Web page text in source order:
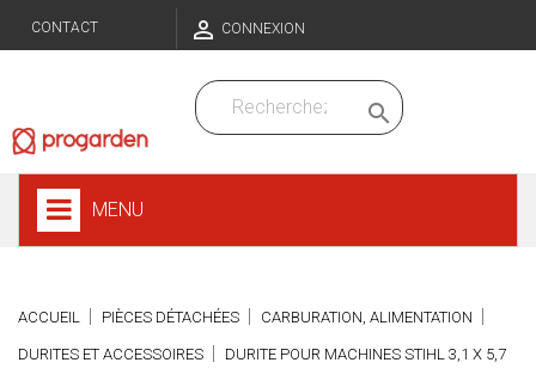
CONTACT  CONNEXION

MENU
ACCUEIL PIÈCES DÉTACHÉES CARBURATION, ALIMENTATION
DURITES ET ACCESSOIRES DURITE POUR MACHINES STIHL 3,1 X 5,7